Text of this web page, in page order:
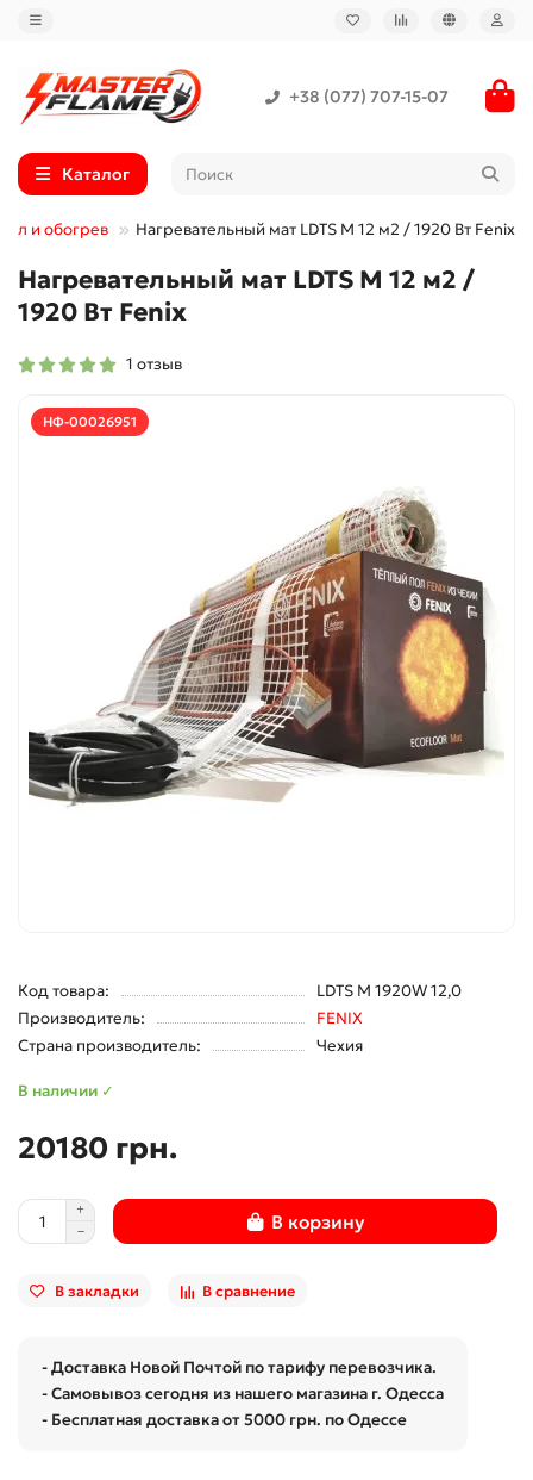
+38 (077) 707-15-07
Каталог
и обогрев Нагревательный мат LDTS M 12 м2 / 1920 Вт Fenix
Нагревательный мат LDTS M 12 м2 /
1920 Вт Fenix
1 отзыв
НФ-00026951
Код товара:
LDTS M 1920W 12,0
Производитель:
FENIX
Страна производитель:
Чехия
В наличии ✓
20180 грн.
В корзину
В закладки В сравнение
- Доставка Новой Почтой по тарифу перевозчика.
- Самовывоз сегодня из нашего магазина г. Одесса
- Бесплатная доставка от 5000 грн. по Одессе